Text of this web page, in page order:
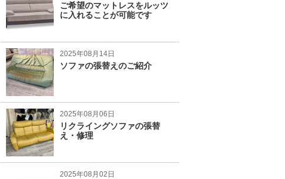
ご希望のマットレスをルッツ
に入れることが可能です
2025年08月14日
ソファの張替えのご紹介
2025年08月06日
リクライングソファの張替
え・修理
2025年08月02日